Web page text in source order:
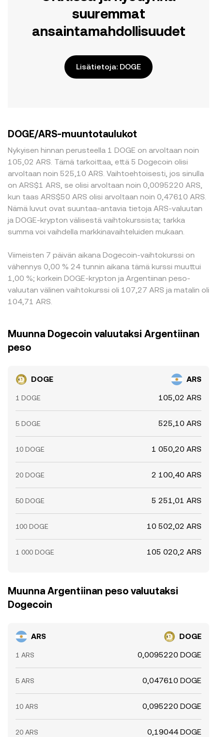
suuremmat
ansaintamahdollisuudet
Lisätietoja: DOGE
DOGE/ARS-muuntotaulukot
Nykyisen hinnan perusteella 1 DOGE on arvoltaan noin
105,02 ARS. Tämä tarkoittaa, että 5 Dogecoin olisi
arvoltaan noin 525,10 ARS. Vaihtoehtoisesti, jos sinulla
on ARS$1 ARS, se olisi arvoltaan noin 0,0095220 ARS,
kun taas ARS$50 ARS olisi arvoltaan noin 0,47610 ARS.
Nämä luvut ovat suuntaa-antavia tietoja ARS-valuutan
ja DOGE-krypton välisestä vaihtokurssista; tarkka
summa voi vaihdella markkinavaihteluiden mukaan.
Viimeisten 7 päivän aikana Dogecoin-vaihtokurssi on
vähennys 0,00 % 24 tunnin aikana tämä kurssi muuttui
1,00 %; korkein DOGE-krypton ja Argentiinan peso-
valuutan välinen vaihtokurssi oli 107,27 ARS ja matalin oli
104,71 ARS.
Muunna Dogecoin valuutaksi Argentiinan
peso
DOGE ARS
1 DOGE 105,02 ARS
5 DOGE 525,10 ARS
10 DOGE 1 050,20 ARS
20 DOGE 2 100,40 ARS
50 DOGE 5 251,01 ARS
100 DOGE 10 502,02 ARS
1 000 DOGE 105 020,2 ARS
Muunna Argentiinan peso valuutaksi
Dogecoin
ARS DOGE
1 ARS 0,0095220 DOGE
5 ARS 0,047610 DOGE
10 ARS 0,095220 DOGE
20 ARS 0,19044 DOGE